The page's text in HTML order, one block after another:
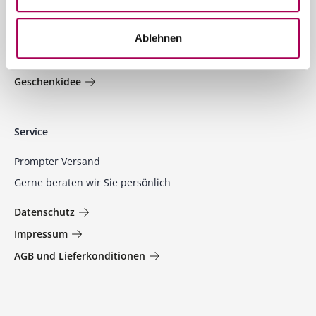
Ablehnen
Jetzt entdecken und profitieren!
Empfehlungen
Geschenkidee
Service
Prompter Versand
Gerne beraten wir Sie persönlich
Datenschutz
Impressum
AGB und Lieferkonditionen